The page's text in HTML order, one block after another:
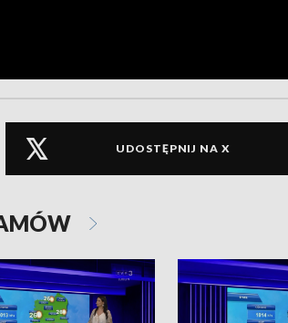
UDOSTĘPNIJ NA X